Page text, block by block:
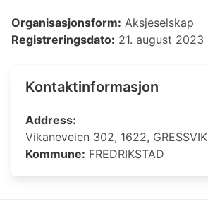
Organisasjonsform: Aksjeselskap
Registreringsdato: 21. august 2023
Kontaktinformasjon
Address:
Vikaneveien 302, 1622, GRESSVIK
Kommune: FREDRIKSTAD